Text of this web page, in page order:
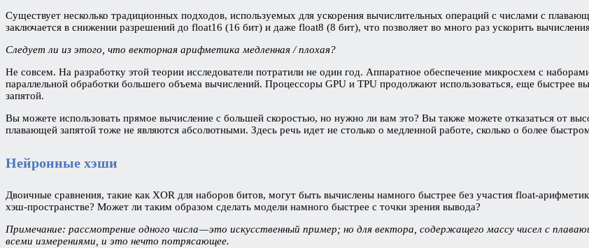
Существует несколько традиционных подходов, используемых для ускорения вычислительных операций с числами с
заключается в снижении разрешений до float16 (16 бит) и даже float8 (8 бит), что позволяет во много раз ускорить
Следует ли из этого, что векторная арифметика медленная / плохая?
Не совсем. На разработку этой теории исследователи потратили не один год. Аппаратное обеспечение микросхем с
параллельной обработки большего объема вычислений. Процессоры GPU и TPU продолжают использоваться, еще быстрее
запятой.
Вы можете использовать прямое вычисление с большей скоростью, но нужно ли вам это? Вы также можете отказаться от
плавающей запятой тоже не являются абсолютными. Здесь речь идет не столько о медленной работе, сколько о более
Нейронные хэши
Двоичные сравнения, такие как XOR для наборов битов, могут быть вычислены намного быстрее без участия float-
хэш-пространстве? Может ли таким образом сделать модели намного быстрее с точки зрения вывода?
Примечание: рассмотрение одного числа — это искусственный пример; но для вектора, содержащего массу чисел с
всеми измерениями, и это нечто потрясающее.